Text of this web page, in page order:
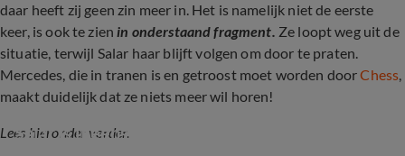
daar heeft zij geen zin meer in. Het is namelijk niet de eerste
keer, is ook te zien in onderstaand fragment. Ze loopt weg uit de
situatie, terwijl Salar haar blijft volgen om door te praten.
Mercedes, die in tranen is en getroost moet worden doorChess,
maakt duidelijk dat ze niets meer wil horen!
Lees hieronder verder.
Salar is ineens heel jaloers